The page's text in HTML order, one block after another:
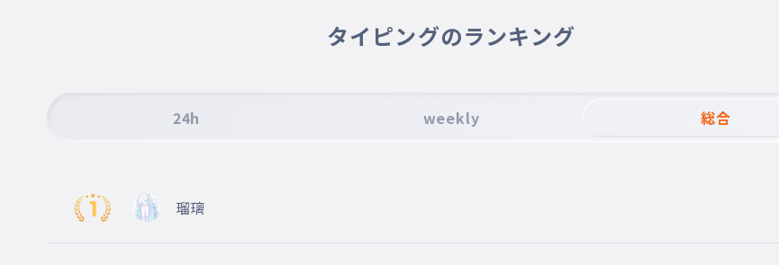
タイピングのランキング
24h weekly 総合
瑠璃